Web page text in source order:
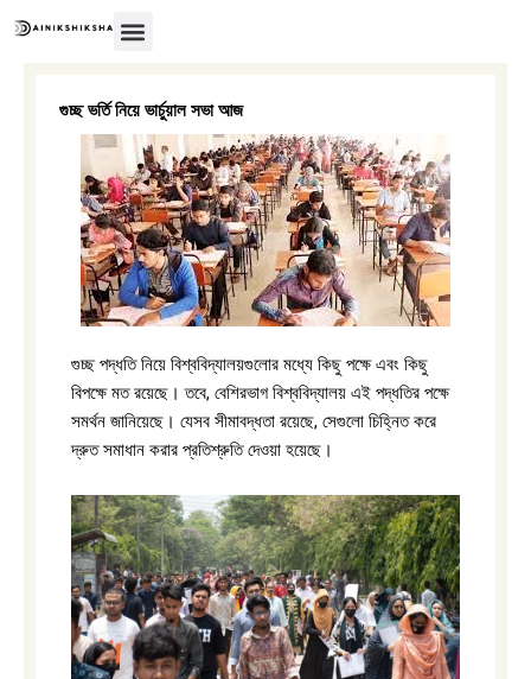
to
গুচ্ছ ভর্তি নিয়ে ভার্চুয়াল সভা আজ
গুচ্ছ পদ্ধতি নিয়ে বিশ্ববিদ্যালয়গুলোর মধ্যে কিছু পক্ষে এবং কিছু
বিপক্ষে মত রয়েছে। তবে, বেশিরভাগ বিশ্ববিদ্যালয় এই পদ্ধতির পক্ষে
সমর্থন জানিয়েছে। যেসব সীমাবদ্ধতা রয়েছে, সেগুলো চিহ্নিত করে
দ্রুত সমাধান করার প্রতিশ্রুতি দেওয়া হয়েছে।